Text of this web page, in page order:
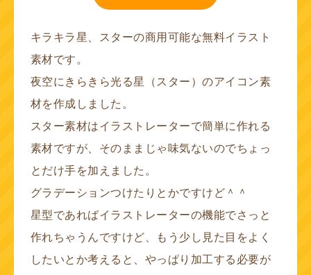
キラキラ星、スターの商用可能な無料イラスト
素材です。
夜空にきらきら光る星（スター）のアイコン素
材を作成しました。
スター素材はイラストレーターで簡単に作れる
素材ですが、そのままじゃ味気ないのでちょっ
とだけ手を加えました。
グラデーションつけたりとかですけど＾＾
星型であればイラストレーターの機能でさっと
作れちゃうんですけど、もう少し見た目をよく
したいとか考えると、やっぱり加工する必要が